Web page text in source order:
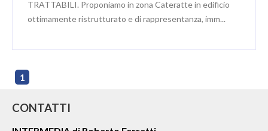
TRATTABILI. Proponiamo in zona Cateratte in edificio
ottimamente ristrutturato e di rappresentanza, imm...
1
CONTATTI